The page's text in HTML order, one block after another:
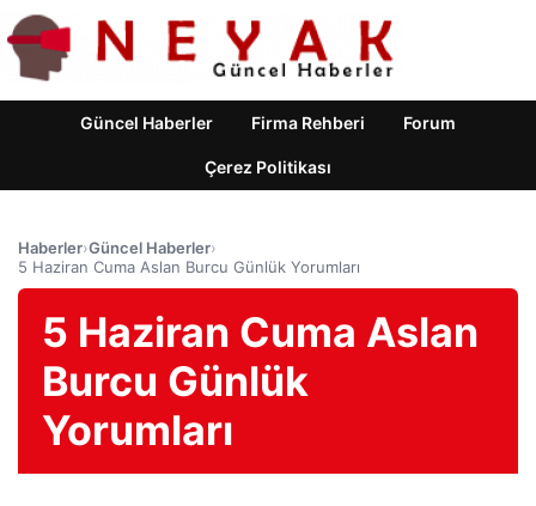
Güncel Haberler Firma Rehberi Forum
Çerez Politikası
Haberler›Güncel Haberler›
5 Haziran Cuma Aslan Burcu Günlük Yorumları
5 Haziran Cuma Aslan
Burcu Günlük
Yorumları